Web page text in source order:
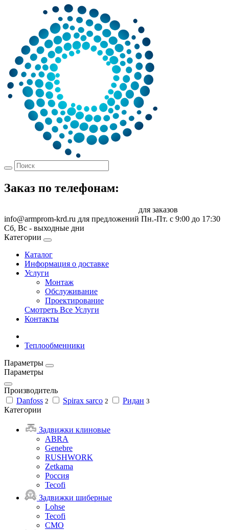
Заказ по телефонам:
для заказов
info@armprom-krd.ru для предложений Пн.-Пт. c 9:00 до 17:30
Сб, Вс - выходные дни
Категории
Каталог
Информация о доставке
Услуги
Монтаж
Обслуживание
Проектирование
Смотреть Все Услуги
Контакты
Теплообменники
Параметры
Параметры
Производитель
Danfoss 2 Spirax sarco 2 Ридан 3
Категории
Задвижки клиновые
ABRA
Genebre
RUSHWORK
Zetkama
Россия
Tecofi
Задвижки шиберные
Lohse
Tecofi
СМО